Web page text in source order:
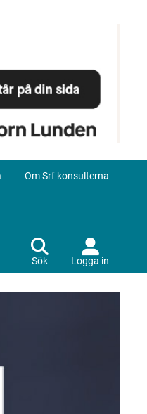
Om Srf konsulterna
Sök Logga in